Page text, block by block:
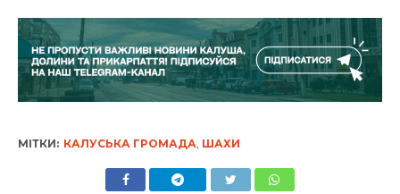
МІТКИ: КАЛУСЬКА ГРОМАДА ШАХИ